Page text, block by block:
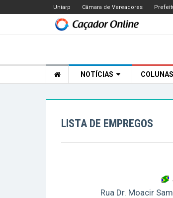
Uniarp Câmara de Vereadores
NOTÍCIAS
LISTA DE EMPREGOS
Rua Dr. Moacir